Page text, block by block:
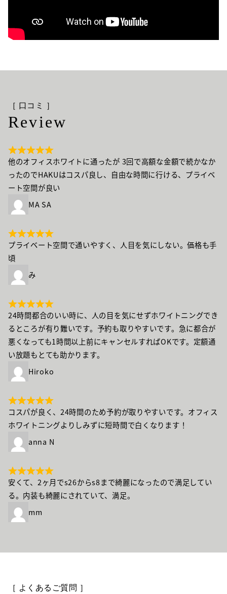
［ 口コミ ］
Review
他のオフィスホワイトに通ったが 3回で高額な金額で続かなか
ったのでHAKUはコスパ良し、自由な時間に行ける、プライベ
ート空間が良い
MA SA
プライベート空間で通いやすく、人目を気にしない。価格も手
頃
み
24時間都合のいい時に、人の目を気にせずホワイトニングでき
るところが有り難いです。予約も取りやすいです。急に都合が
悪くなっても1時間以上前にキャンセルすればOKです。定額通
い放題もとても助かります。
Hiroko
コスパが良く、24時間のため予約が取りやすいです。オフィス
ホワイトニングよりしみずに短時間で白くなります！
anna N
安くて、2ヶ月でs26からs8まで綺麗になったので満足してい
る。内装も綺麗にされていて、満足。
mm
［ よくあるご質問 ］